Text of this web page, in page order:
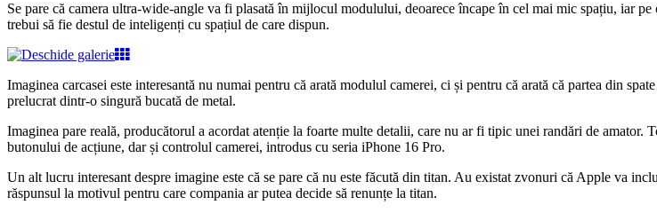
Se pare că camera ultra-wide-angle va fi plasată în mijlocul modulului, deoarece încape în cel mai mic spațiu, iar
trebui să fie destul de inteligenți cu spațiul de care dispun.
Imaginea carcasei este interesantă nu numai pentru că arată modulul camerei, ci și pentru că arată că partea din
prelucrat dintr-o singură bucată de metal.
Imaginea pare reală, producătorul a acordat atenție la foarte multe detalii, care nu ar fi tipic unei randări de
butonului de acțiune, dar și controlul camerei, introdus cu seria iPhone 16 Pro.
Un alt lucru interesant despre imagine este că se pare că nu este făcută din titan. Au existat zvonuri că Apple va
răspunsul la motivul pentru care compania ar putea decide să renunțe la titan.